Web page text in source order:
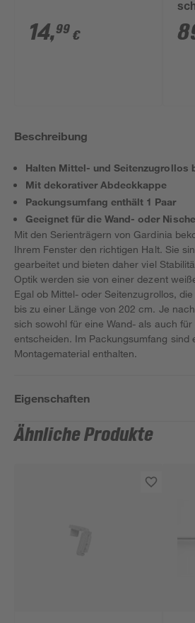
14,99 €
3-
Beschreibung
Halten Mittel- und Seitenzugrollos
Mit dekorativer Abdeckkappe
Packungsumfang enthält 1 Paar
Geeignet für die Wand- oder
Mit den Serienträgern von Gardinia
Ihrem Fenster den richtigen Halt. Sie
gearbeitet und bieten daher viel
Optik werden sie von einer dezent
Egal ob Mittel- oder Seitenzugrollos,
bis zu einer Länge von 202 cm. Je
sich sowohl für eine Wand- als auch
entscheiden. Im Packungsumfang sind
Montagematerial enthalten.
Eigenschaften
Ähnliche Produkte